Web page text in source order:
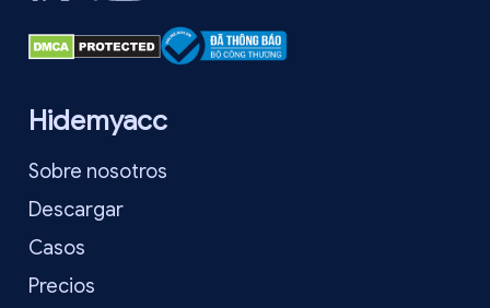
Hidemyacc
Sobre nosotros
Descargar
Casos
Precios